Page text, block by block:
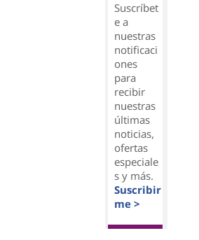
Suscríbet
e a
nuestras
notificaci
ones
para
recibir
nuestras
últimas
noticias,
ofertas
especiale
s y más.
Suscribir
me >